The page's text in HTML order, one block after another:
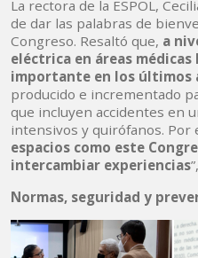
La rectora de la ESPOL,
de dar las palabras de
Congreso. Resaltó que, a
eléctrica en áreas
importante en los últimos
producido e incrementado
que incluyen accidentes en
intensivos y quirófanos. Por
espacios como este
intercambiar experiencias
Normas, seguridad y